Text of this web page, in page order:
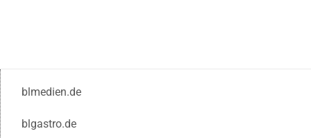
blmedien.de
blgastro.de